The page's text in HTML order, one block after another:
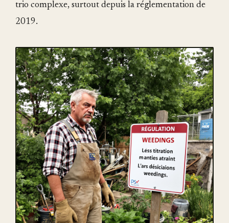
trio complexe, surtout depuis la réglementation de
2019.